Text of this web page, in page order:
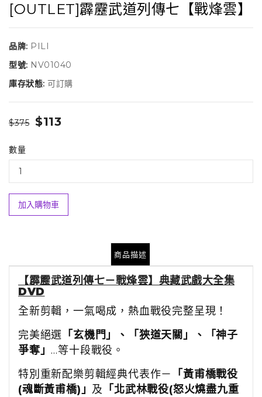
[OUTLET]霹靂武道列傳七【戰烽雲】
品牌: PILI
型號: NV01040
庫存狀態: 可訂購
$375 $113
數量
加入購物車
商品描述
【霹靂武道列傳七－戰烽雲】典藏武戲大全集
DVD
全新剪輯，一氣喝成，熱血戰役完整呈現！
完美絕選 「玄機門」、「狹道天關」、「神子
爭奪」…等十段戰役。
特別重新配樂剪輯經典代表作－
「黃甫橋戰役
(魂斷黃甫橋)」及 「北武林戰役(怒火燒盡九重